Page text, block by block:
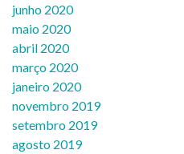
junho 2020
maio 2020
abril 2020
março 2020
janeiro 2020
novembro 2019
setembro 2019
agosto 2019